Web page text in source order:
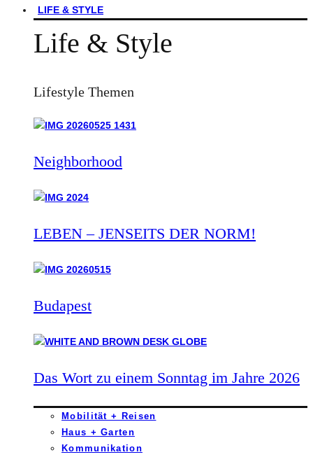
LIFE & STYLE
Life & Style
Lifestyle Themen
Neighborhood
LEBEN – JENSEITS DER NORM!
Budapest
Das Wort zu einem Sonntag im Jahre 2026
Mobilität + Reisen
Haus + Garten
Kommunikation